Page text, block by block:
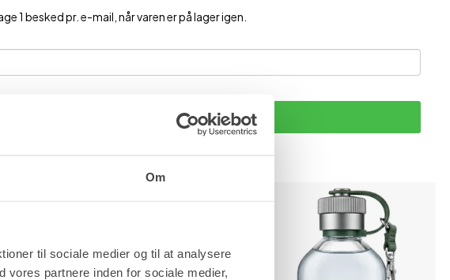
Om
til sociale medier og til at analysere
vores partnere inden for sociale medier,
1 besked pr. e-mail, når varen er på lager igen.